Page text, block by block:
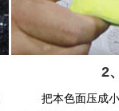
2
把本色面压成